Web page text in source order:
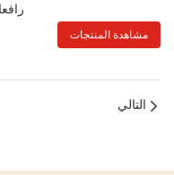
مشاهدة المنتجات
التالي